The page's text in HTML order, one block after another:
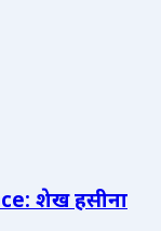
शेख हसीना